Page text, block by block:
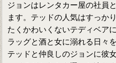
ジョンはレンタカー屋の社員
ます。テッドの人気はすっか
たくかわいくないテディベア
ラッグと酒と女に溺れる日々
テッドと仲良しのジョンに彼